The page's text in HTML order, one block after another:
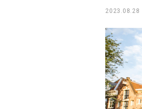
2023.08.28